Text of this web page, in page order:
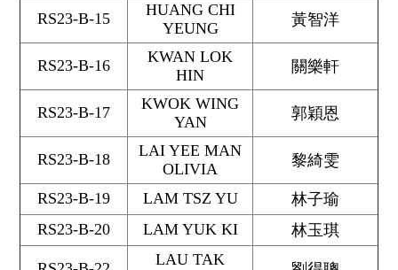
RS23-B-15
HUANG CHI
YEUNG
黃智洋
RS23-B-16
KWAN LOK
HIN
關樂軒
RS23-B-17
KWOK WING
YAN
郭穎恩
RS23-B-18
LAI YEE MAN
OLIVIA
黎綺雯
RS23-B-19 LAM TSZ YU
林子瑜
RS23-B-20
LAM YUK KI 林玉琪
LAU TAK